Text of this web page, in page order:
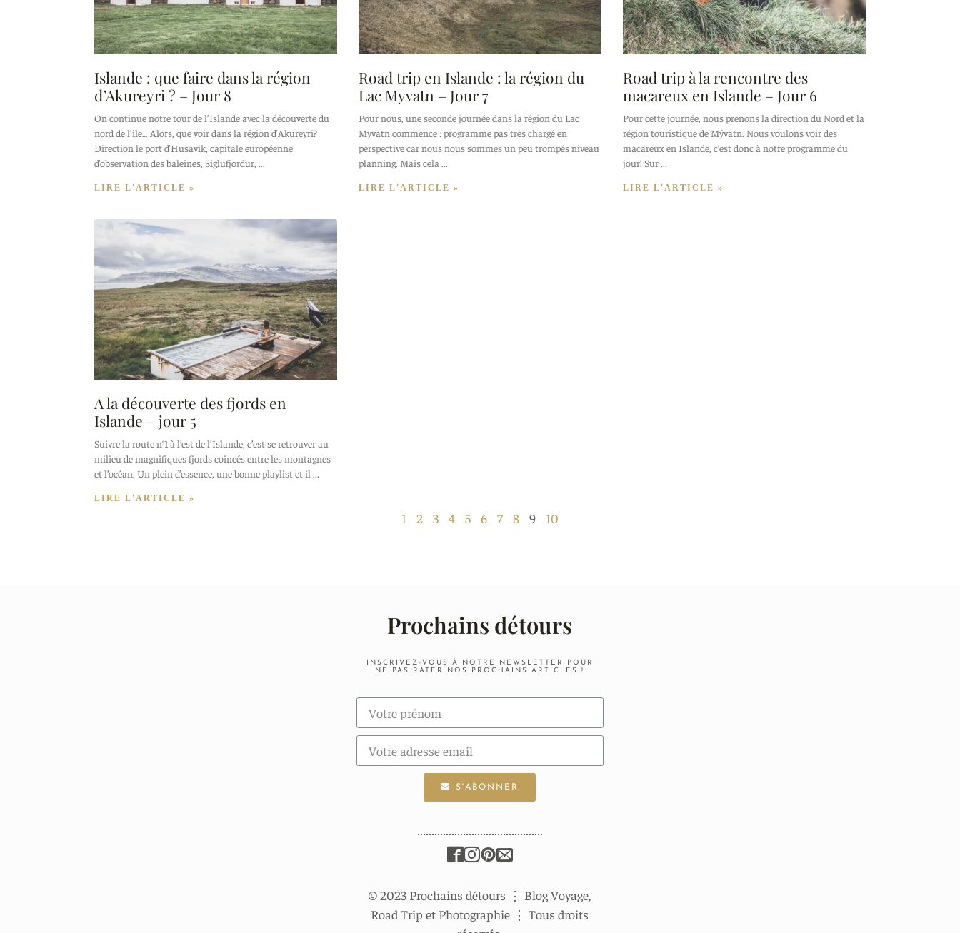
Islande : que faire dans la région
d’Akureyri ? – Jour 8
On continue notre tour de l’Islande avec la découverte du
nord de l’île… Alors, que voir dans la région d’Akureyri?
Direction le port d’Husavik, capitale européenne
d’observation des baleines, Siglufjordur,
LIRE L'ARTICLE »
Road trip en Islande : la région du
Lac Myvatn – Jour 7
Pour nous, une seconde journée dans la région du Lac
Myvatn commence : programme pas très chargé en
perspective car nous nous sommes un peu trompés niveau
planning. Mais cela
LIRE L'ARTICLE »
Road trip à la rencontre des
macareux en Islande – Jour 6
Pour cette journée, nous prenons la direction du Nord et la
région touristique de Mývatn. Nous voulons voir des
macareux en Islande, c’est donc à notre programme du
jour! Sur
LIRE L'ARTICLE »
A la découverte des fjords en
Islande – jour 5
Suivre la route n°1 à l’est de l’Islande, c’est se retrouver au
milieu de magnifiques fjords coincés entre les montagnes
et l’océan. Un plein d’essence, une bonne playlist et il
LIRE L'ARTICLE »
1 2 3 4 5 6 7 8 9 10
Prochains détours
INSCRIVEZ-VOUS À NOTRE NEWSLETTER POUR
NE PAS RATER NOS PROCHAINS ARTICLES !
S'ABONNER
© 2023 Prochains détours ⋮ Blog Voyage,
Road Trip et Photographie ⋮ Tous droits